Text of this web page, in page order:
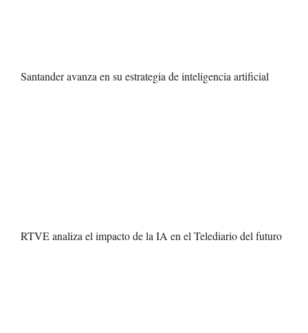
Santander avanza en su estrategia de inteligencia artificial
RTVE analiza el impacto de la IA en el Telediario del futuro